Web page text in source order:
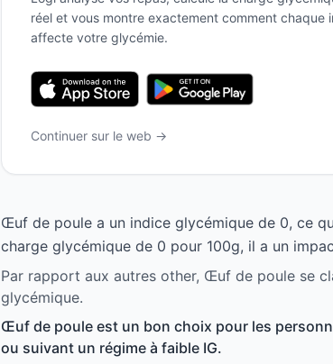
réel et vous montre exactement comment chaque
affecte votre glycémie.
Continuer sur le web →
Œuf de poule a un indice glycémique de 0, ce
charge glycémique de 0 pour 100g, il a un
Par rapport aux autres other, Œuf de poule se
glycémique.
Œuf de poule est un bon choix pour les
ou suivant un régime à faible IG.